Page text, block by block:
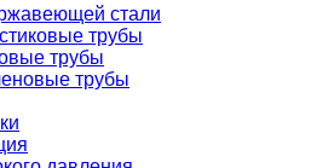
стали
трубы
трубы
трубы